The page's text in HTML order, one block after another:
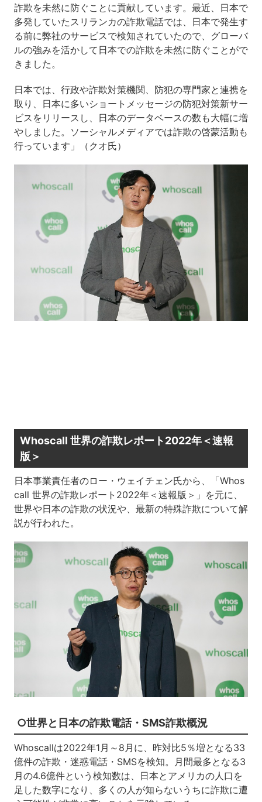
詐欺を未然に防ぐことに貢献しています。最近、日本で
多発していたスリランカの詐欺電話では、日本で発生す
る前に弊社のサービスで検知されていたので、グローバ
ルの強みを活かして日本での詐欺を未然に防ぐことがで
きました。
日本では、行政や詐欺対策機関、防犯の専門家と連携を
取り、日本に多いショートメッセージの防犯対策新サー
ビスをリリースし、日本のデータベースの数も大幅に増
やしました。ソーシャルメディアでは詐欺の啓蒙活動も
行っています」（クオ氏）
Whoscall 世界の詐欺レポート2022年＜速報
版＞
日本事業責任者のロー・ウェイチェン氏から、「Whos
call 世界の詐欺レポート2022年＜速報版＞」を元に、
世界や日本の詐欺の状況や、最新の特殊詐欺について解
説が行われた。
○世界と日本の詐欺電話・SMS詐欺概況
Whoscallは2022年1月～8月に、昨対比5％増となる33
億件の詐欺・迷惑電話・SMSを検知。月間最多となる3
月の4.6億件という検知数は、日本とアメリカの人口を
足した数字になり、多くの人が知らないうちに詐欺に遭